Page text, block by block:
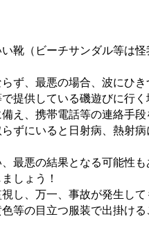
（ビーチサンダル等は
、最悪の場合、波にひき
供している磯遊びに行く
え、携帯電話等の連絡手段
にいると日射病、熱射病
最悪の結果となる可能性
しょう！
、万一、事故が発生して
の目立つ服装で出掛ける